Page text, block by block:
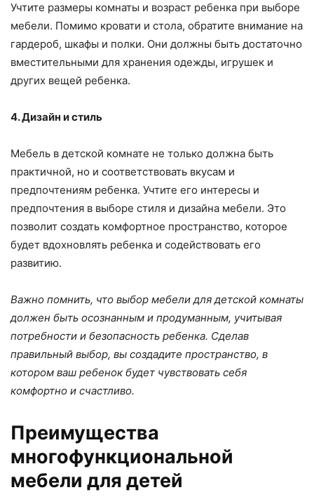
Учтите размеры комнаты и возраст ребенка при выборе
мебели. Помимо кровати и стола, обратите внимание на
гардероб, шкафы и полки. Они должны быть достаточно
вместительными для хранения одежды, игрушек и
других вещей ребенка.
4. Дизайн и стиль
Мебель в детской комнате не только должна быть
практичной, но и соответствовать вкусам и
предпочтениям ребенка. Учтите его интересы и
предпочтения в выборе стиля и дизайна мебели. Это
позволит создать комфортное пространство, которое
будет вдохновлять ребенка и содействовать его
развитию.
Важно помнить, что выбор мебели для детской комнаты
должен быть осознанным и продуманным, учитывая
потребности и безопасность ребенка. Сделав
правильный выбор, вы создадите пространство, в
котором ваш ребенок будет чувствовать себя
комфортно и счастливо.
Преимущества
многофункциональной
мебели для детей